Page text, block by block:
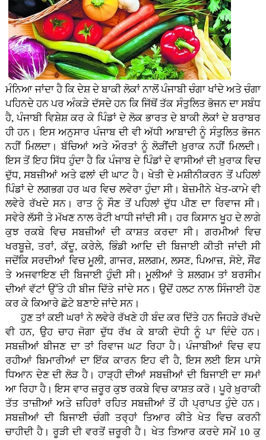
ਮੰਨਿਆ ਜਾਂਦਾ ਹੈ ਕਿ ਦੇਸ਼ ਦੇ ਬਾਕੀ ਲੋਕਾਂ ਨਾਲੋਂ ਪੰਜਾਬੀ ਚੰਗਾ ਖਾਂਦੇ ਅਤੇ ਚੰਗਾ
ਪਹਿਨਦੇ ਹਨ ਪਰ ਅੰਕੜੇ ਦੱਸਦੇ ਹਨ ਕਿ ਜਿੱਥੋਂ ਤੱਕ ਸੰਤੁਲਿਤ ਭੋਜਨ ਦਾ ਸਬੰਧ
ਹੈ, ਪੰਜਾਬੀ ਵਿਸ਼ੇਸ਼ ਕਰ ਕੇ ਪਿੰਡਾਂ ਦੇ ਲੋਕ ਭਾਰਤ ਦੇ ਬਾਕੀ ਲੋਕਾਂ ਦੇ ਬਰਾਬਰ
ਹੀ ਹਨ। ਇਸ ਅਨੁਸਾਰ ਪੰਜਾਬ ਦੀ ਵੀ ਅੱਧੀ ਆਬਾਦੀ ਨੂੰ ਸੰਤੁਲਿਤ ਭੋਜਨ
ਨਹੀਂ ਮਿਲਦਾ। ਬੱਚਿਆਂ ਅਤੇ ਔਰਤਾਂ ਨੂੰ ਲੋੜੀਂਦੀ ਖ਼ੁਰਾਕ ਨਹੀਂ ਮਿਲਦੀ।
ਇਸ ਤੋਂ ਇਹ ਸਿੱਧ ਹੁੰਦਾ ਹੈ ਕਿ ਪੰਜਾਬ ਦੇ ਪਿੰਡਾਂ ਦੇ ਵਾਸੀਆਂ ਦੀ ਖ਼ੁਰਾਕ ਵਿਚ
ਦੁੱਧ, ਸਬਜ਼ੀਆਂ ਅਤੇ ਫਲਾਂ ਦੀ ਘਾਟ ਹੈ। ਖੇਤੀ ਦੇ ਮਸ਼ੀਨੀਕਰਨ ਤੋਂ ਪਹਿਲਾਂ
ਪਿੰਡਾਂ ਦੇ ਲਗਭਗ ਹਰ ਘਰ ਵਿਚ ਲਵੇਰਾ ਹੁੰਦਾ ਸੀ। ਬੇਜ਼ਮੀਨੇ ਖੇਤ-ਕਾਮੇ ਵੀ
ਲਵੇਰੇ ਰੱਖਦੇ ਸਨ। ਰਾਤ ਨੂੰ ਸੌਣ ਤੋਂ ਪਹਿਲਾਂ ਦੁੱਧ ਪੀਣ ਦਾ ਰਿਵਾਜ ਸੀ।
ਸਵੇਰੇ ਲੱਸੀ ਤੇ ਮੱਖਣ ਨਾਲ ਰੋਟੀ ਖਾਧੀ ਜਾਂਦੀ ਸੀ। ਹਰ ਕਿਸਾਨ ਖੂਹ ਦੇ ਲਾਗੇ
ਕੁਝ ਰਕਬੇ ਵਿਚ ਸਬਜ਼ੀਆਂ ਦੀ ਕਾਸ਼ਤ ਕਰਦਾ ਸੀ। ਗਰਮੀਆਂ ਵਿਚ
ਖਰਬੂਜ਼ੇ, ਤਰਾਂ, ਕੱਦੂ, ਕਰੇਲੇ, ਭਿੰਡੀ ਆਦਿ ਦੀ ਬਿਜਾਈ ਕੀਤੀ ਜਾਂਦੀ ਸੀ
ਜਦੋਂਕਿ ਸਰਦੀਆਂ ਵਿਚ ਮੂਲੀ, ਗਾਜਰ, ਸ਼ਲਗਮ, ਲਸਣ, ਪਿਆਜ਼, ਸੋਏ, ਸੌਂਫ
ਤੇ ਅਜਵਾਇਣ ਦੀ ਬਿਜਾਈ ਹੁੰਦੀ ਸੀ। ਮੂਲੀਆਂ ਤੇ ਸ਼ਲਗਮ ਤਾਂ ਬਰਸੀਮ
ਦੀਆਂ ਵੱਟਾਂ ਉੱਤੇ ਹੀ ਬੀਜ ਦਿੱਤੇ ਜਾਂਦੇ ਸਨ। ਉਦੋਂ ਹਲਟ ਨਾਲ ਸਿੰਜਾਈ ਹੋਣ
ਕਰ ਕੇ ਕਿਆਰੇ ਛੋਟੇ ਬਣਾਏ ਜਾਂਦੇ ਸਨ।
ਹੁਣ ਤਾਂ ਕਈ ਘਰਾਂ ਨੇ ਲਵੇਰੇ ਰੱਖਣੇ ਹੀ ਬੰਦ ਕਰ ਦਿੱਤੇ ਹਨ ਜਿਹੜੇ ਰੱਖਦੇ
ਵੀ ਹਨ, ਉਹ ਚਾਹ ਜੋਗਾ ਦੁੱਧ ਰੱਖ ਕੇ ਬਾਕੀ ਦੋਧੀ ਨੂੰ ਪਾ ਦਿੰਦੇ ਹਨ।
ਸਬਜ਼ੀਆਂ ਬੀਜਣ ਦਾ ਤਾਂ ਰਿਵਾਜ ਘਟ ਰਿਹਾ ਹੈ। ਪੰਜਾਬੀਆਂ ਵਿਚ ਵਧ
ਰਹੀਆਂ ਬਿਮਾਰੀਆਂ ਦਾ ਇੱਕ ਕਾਰਨ ਇਹ ਵੀ ਹੈ, ਇਸ ਲਈ ਇਸ ਪਾਸੇ
ਧਿਆਨ ਦੇਣ ਦੀ ਲੋੜ ਹੈ। ਹਾੜ੍ਹੀ ਦੀਆਂ ਸਬਜ਼ੀਆਂ ਦੀ ਬਿਜਾਈ ਦਾ ਸਮਾਂ
ਆ ਰਿਹਾ ਹੈ। ਇਸ ਵਾਰ ਜ਼ਰੂਰ ਕੁਝ ਰਕਬੇ ਵਿਚ ਕਾਸ਼ਤ ਕਰੋ। ਪੂਰੇ ਖ਼ੁਰਾਕੀ
ਤੱਤ ਤਾਜ਼ੀਆਂ ਅਤੇ ਜ਼ਹਿਰਾਂ ਰਹਿਤ ਸਬਜ਼ੀਆਂ ਤੋਂ ਹੀ ਪ੍ਰਾਪਤ ਹੁੰਦੇ ਹਨ।
ਸਬਜ਼ੀਆਂ ਦੀ ਬਿਜਾਈ ਚੰਗੀ ਤਰ੍ਹਾਂ ਤਿਆਰ ਕੀਤੇ ਖੇਤ ਵਿਚ ਕਰਨੀ
ਚਾਹੀਦੀ ਹੈ। ਰੂੜੀ ਦੀ ਵਰਤੋਂ ਜ਼ਰੂਰੀ ਹੈ। ਖੇਤ ਤਿਆਰ ਕਰਦੇ ਸਮੇਂ 10 ਕੁ